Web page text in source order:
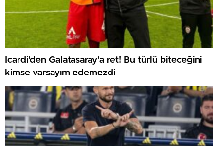
Icardi’den Galatasaray’a ret! Bu türlü biteceğini
kimse varsayım edemezdi